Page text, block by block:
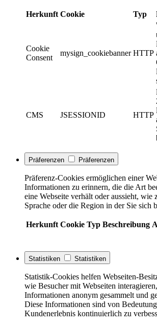
Herkunft Cookie Typ
Cookie
Consent
mysign_cookiebanner HTTP
CMS JSESSIONID HTTP
Präferenzen Präferenzen
Präferenz-Cookies ermöglichen einer
Informationen zu erinnern, die die Art
eine Webseite verhält oder aussieht, wie
Sprache oder die Region in der Sie sich
Herkunft Cookie Typ Beschreibung
Statistiken Statistiken
Statistik-Cookies helfen Webseiten-
wie Besucher mit Webseiten
Informationen anonym gesammelt und
Diese Informationen sind von
Kundenerlebnis kontinuierlich zu